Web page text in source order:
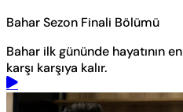
Bahar Sezon Finali Bölümü
Bahar ilk gününde hayatının
karşı karşıya kalır.